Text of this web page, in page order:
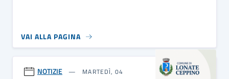
VAI ALLA PAGINA
NOTIZIE
MARTEDÌ, 04